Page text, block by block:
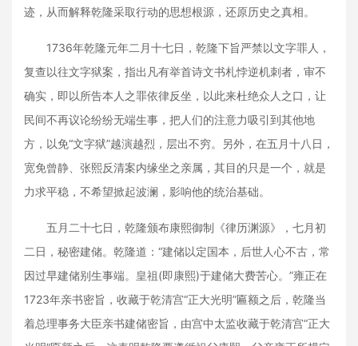
迹，从而解释乾隆采取行动的思想根源，还原历史之真相。
1736年乾隆元年二月十七日，乾隆下旨严禁以文字罪人，
复查以往文字狱案，指出凡有举首诗文书札悖逆机刺者，审不
确实，即以所告本人之罪依律反坐，以此来杜绝众人之口，让
民间不再议论纷纷无端生事，把人们的注意力吸引到其他地
方，以免“文字狱”越演越烈，层出不穷。另外，在五月十八日，
宽免曾静、张熙反清案内缘坐之亲属，其目的只是一个，就是
力求平稳，不希望掀起波澜，影响他的统治基础。
五月二十七日，乾隆颁布康熙御制《律历渊源》，七月初
二日，秘密建储。乾隆道：“建储以定国本，后世人心不古，常
因过早建储别生事端。皇祖(即康熙)于建储大费苦心。”雍正在
1723年亲书密旨，收藏于乾清宫“正大光明”匾额之后，乾隆当
着总理事务大臣亲书建储密旨，由宫中太监收藏于乾清宫“正大